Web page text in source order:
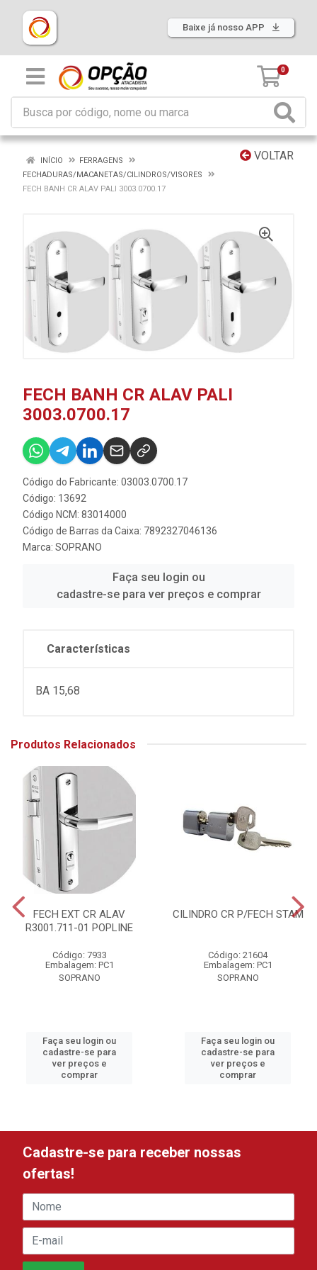
Baixe já nosso APP
0
VOLTAR
INÍCIO
FERRAGENS
FECHADURAS/MACANETAS/CILINDROS/VISORES
FECH BANH CR ALAV PALI 3003.0700.17
FECH BANH CR ALAV PALI
3003.0700.17
Código do Fabricante: 03003.0700.17
Código: 13692
Código NCM: 83014000
Código de Barras da Caixa: 7892327046136
Marca: SOPRANO
Faça seu login ou
cadastre-se para ver preços e comprar
Características
BA 15,68
Produtos Relacionados
FECH EXT CR ALAV
R3001.711-01 POPLINE
Código: 7933
Embalagem: PC1
SOPRANO
Faça seu login ou
cadastre-se para
ver preços e
comprar
CILINDRO CR P/FECH STAM
Código: 21604
Embalagem: PC1
SOPRANO
Faça seu login ou
cadastre-se para
ver preços e
comprar
Cadastre-se para receber nossas
ofertas!